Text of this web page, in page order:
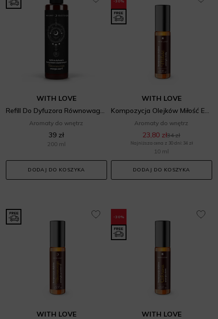
WITH LOVE
Aromaty do wnętrz
39 zł
200 ml
DODAJ DO KOSZYKA
WITH LOVE
Aromaty do wnętrz
23,80 zł34 zł
Najniższa cena z 30 dni: 34 zł
10 ml
DODAJ DO KOSZYKA
WITH LOVE
-30%
WITH LOVE